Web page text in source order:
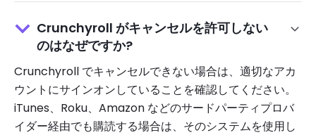
Crunchyroll がキャンセルを許可しない
のはなぜですか?
Crunchyroll でキャンセルできない場合は、適切なアカ
ウントにサインオンしていることを確認してください。
iTunes、Roku、Amazon などのサードパーティプロバ
イダー経由でも購読する場合は、そのシステムを使用し